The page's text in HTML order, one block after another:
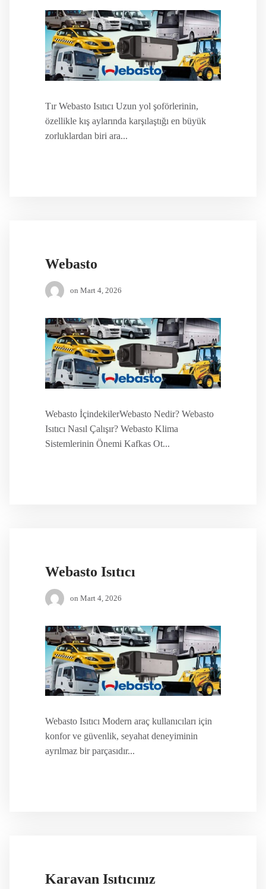
Tır Webasto Isıtıcı Uzun yol şoförlerinin,
özellikle kış aylarında karşılaştığı en büyük
zorluklardan biri ara...
Webasto
on Mart 4, 2026
Webasto İçindekilerWebasto Nedir? Webasto
Isıtıcı Nasıl Çalışır? Webasto Klima
Sistemlerinin Önemi Kafkas Ot...
Webasto Isıtıcı
on Mart 4, 2026
Webasto Isıtıcı Modern araç kullanıcıları için
konfor ve güvenlik, seyahat deneyiminin
ayrılmaz bir parçasıdır...
Karavan Isıtıcınız